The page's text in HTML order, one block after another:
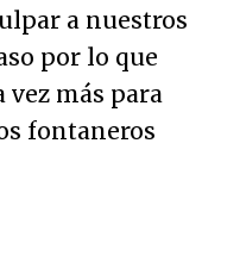
a nuestros
por lo que
vez más para
fontaneros